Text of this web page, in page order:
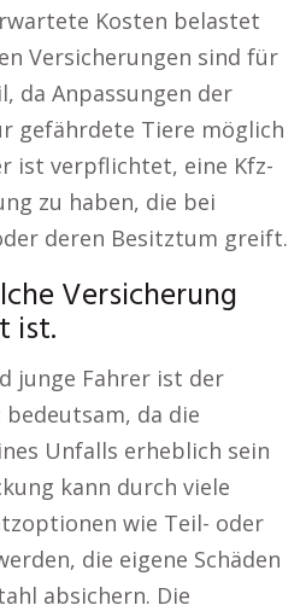
Kosten belastet
Versicherungen sind für
da Anpassungen der
gefährdete Tiere möglich
ist verpflichtet, eine Kfz-
zu haben, die bei
deren Besitztum greift.
Versicherung
ist.
junge Fahrer ist der
da die
Unfalls erheblich sein
kann durch viele
wie Teil- oder
die eigene Schäden
absichern. Die